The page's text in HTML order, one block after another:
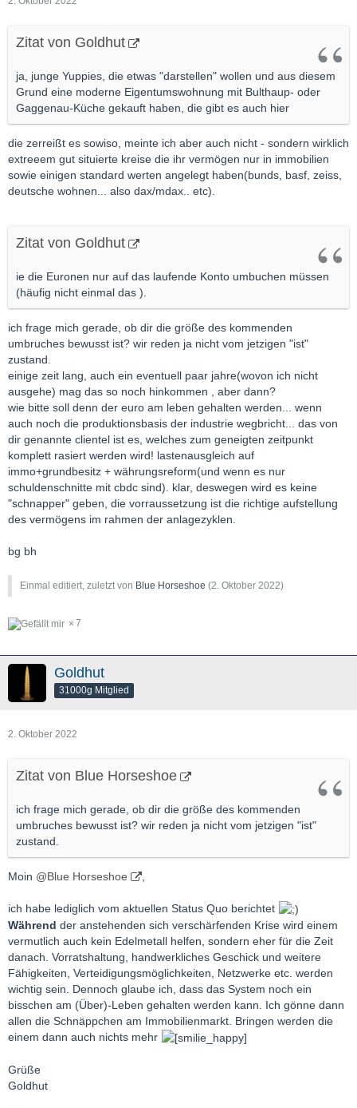
Zitat von Goldhut
ja, junge Yuppies, die etwas "darstellen" wollen und aus diesem
Grund eine moderne Eigentumswohnung mit Bulthaup- oder
Gaggenau-Küche gekauft haben, die gibt es auch hier
die zerreißt es sowiso, meinte ich aber auch nicht - sondern wirklich
extreeem gut situierte kreise die ihr vermögen nur in immobilien
sowie einigen standard werten angelegt haben(bunds, basf, zeiss,
deutsche wohnen... also dax/mdax.. etc).
Zitat von Goldhut
ie die Euronen nur auf das laufende Konto umbuchen müssen
(häufig nicht einmal das ).
ich frage mich gerade, ob dir die größe des kommenden
umbruches bewusst ist? wir reden ja nicht vom jetzigen "ist"
zustand.
einige zeit lang, auch ein eventuell paar jahre(wovon ich nicht
ausgehe) mag das so noch hinkommen , aber dann?
wie bitte soll denn der euro am leben gehalten werden... wenn
auch noch die produktionsbasis der industrie wegbricht... das von
dir genannte clientel ist es, welches zum geneigten zeitpunkt
komplett rasiert werden wird! lastenausgleich auf
immo+grundbesitz + währungsreform(und wenn es nur
schuldenschnitte mit cbdc sind). klar, deswegen wird es keine
"schnapper" geben, die vorraussetzung ist die richtige aufstellung
des vermögens im rahmen der anlagezyklen.
bg bh
Einmal editiert, zuletzt von Blue Horseshoe (2. Oktober 2022)
7
Goldhut
31000g Mitglied
2. Oktober 2022
Zitat von Blue Horseshoe
ich frage mich gerade, ob dir die größe des kommenden
umbruches bewusst ist? wir reden ja nicht vom jetzigen "ist"
zustand.
Moin @Blue Horseshoe
ich habe lediglich vom aktuellen Status Quo berichtet
Während der anstehenden sich verschärfenden Krise wird einem
vermutlich auch kein Edelmetall helfen, sondern eher für die Zeit
danach. Vorratshaltung, handwerkliches Geschick und weitere
Fähigkeiten, Verteidigungsmöglichkeiten, Netzwerke etc. werden
wichtig sein. Dennoch glaube ich, dass das System noch ein
bisschen am (Über)-Leben gehalten werden kann. Ich gönne dann
allen die Schnäppchen am Immobilienmarkt. Bringen werden die
einem dann auch nichts mehr
Grüße
Goldhut